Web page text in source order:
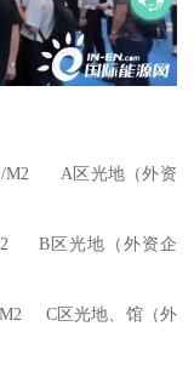
A区光地（外资
B区光地（外资企
C区光地、馆（外